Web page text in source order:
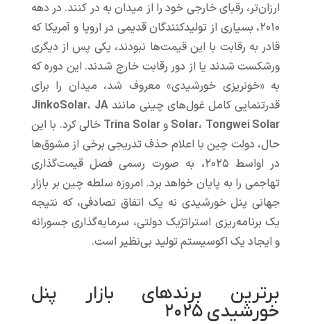
ارزان‌تر، رقبای خارجی خود را از میدان به در کنند. در دهه
۲۰۱۰، بسیاری از تولیدکنندگان قدیمی در اروپا و آمریکا که
قادر به رقابت با این قیمت‌ها نبودند، یکی پس از دیگری
ورشکست شدند یا از دور رقابت خارج شدند. این دوره که
به «خونریزی خورشیدی» معروف شد، میدان را برای
قدرتنمایی کامل غول‌های چینی مانند
JinkoSolar، JA
Solar، Tongwei Solar وTrina Solar خالی کرد. با این
حال، دولت چین با اعلام حذف تدریجی برخی از مشوق‌ها
در اواسط ۲۰۲۵، به صورت رسمی فصل قیمت‌گذاری
تهاجمی را به پایان خواهد برد. امروزه سلطه چین بر بازار
جهانی پنل خورشیدی نه یک اتفاق تصادفی، که نتیجه
یک برنامه‌ریزی استراتژیک دولتی، سرمایه‌گذاری جسورانه
و ایجاد یک اکوسیستم تولید بی‌نظیر است.
برترین برندهای بازار پنل
خورشیدی ۲۰۲۵